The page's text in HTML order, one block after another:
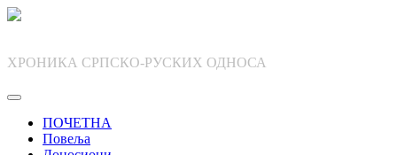
Skip
ХРОНИКА СРПСКО-РУСКИХ ОДНОСА
ПОЧЕТНА
Повеља